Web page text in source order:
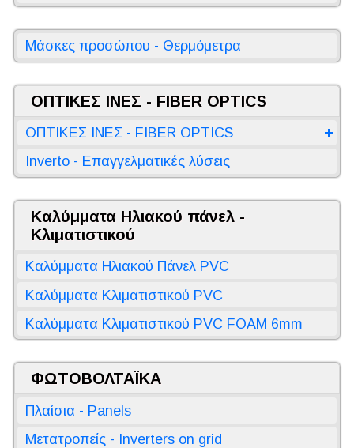
Μάσκες προσώπου - Θερμόμετρα
ΟΠΤΙΚΕΣ ΙΝΕΣ - FIBER OPTICS
ΟΠΤΙΚΕΣ ΙΝΕΣ - FIBER OPTICS
Inverto - Επαγγελματικές λύσεις
Καλύμματα Ηλιακού πάνελ -
Κλιματιστικού
Καλύμματα Ηλιακού Πάνελ PVC
Καλύμματα Κλιματιστικού PVC
Καλύμματα Κλιματιστικού PVC FOAM 6mm
ΦΩΤΟΒΟΛΤΑΪΚΑ
Πλαίσια - Panels
Μετατροπείς - Inverters on grid